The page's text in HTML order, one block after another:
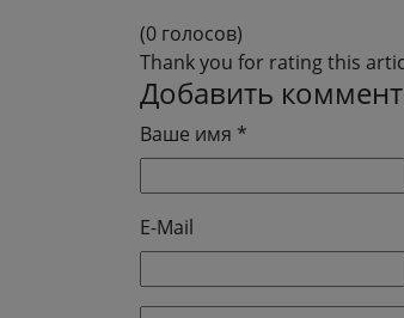
(0 голосов)
Thank you for rating this
Добавить
Ваше имя *
E-Mail